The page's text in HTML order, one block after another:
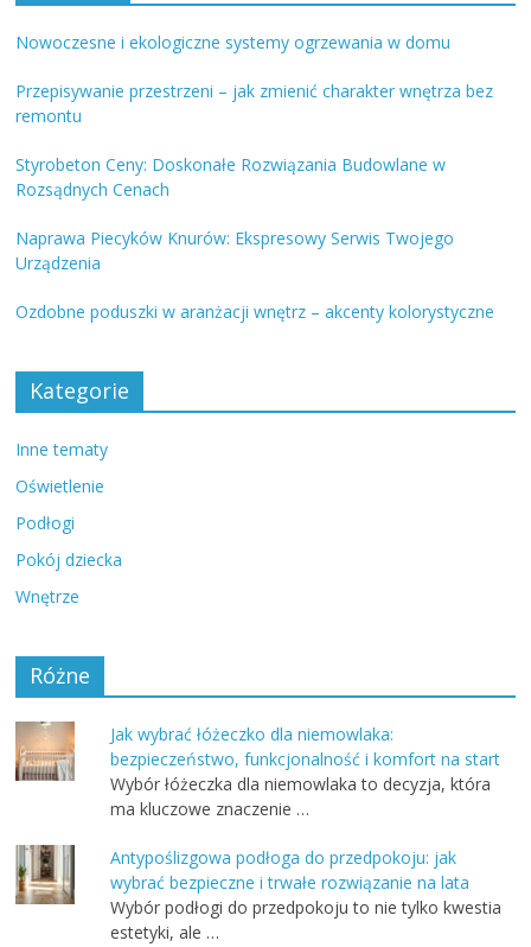
Nowoczesne i ekologiczne systemy ogrzewania w domu
Przepisywanie przestrzeni – jak zmienić charakter wnętrza bez
remontu
Styrobeton Ceny: Doskonałe Rozwiązania Budowlane w
Rozsądnych Cenach
Naprawa Piecyków Knurów: Ekspresowy Serwis Twojego
Urządzenia
Ozdobne poduszki w aranżacji wnętrz – akcenty kolorystyczne
Kategorie
Inne tematy
Oświetlenie
Podłogi
Pokój dziecka
Wnętrze
Różne
Jak wybrać łóżeczko dla niemowlaka:
bezpieczeństwo, funkcjonalność i komfort na start
Wybór łóżeczka dla niemowlaka to decyzja, która
ma kluczowe znaczenie …
Antypoślizgowa podłoga do przedpokoju: jak
wybrać bezpieczne i trwałe rozwiązanie na lata
Wybór podłogi do przedpokoju to nie tylko kwestia
estetyki, ale …